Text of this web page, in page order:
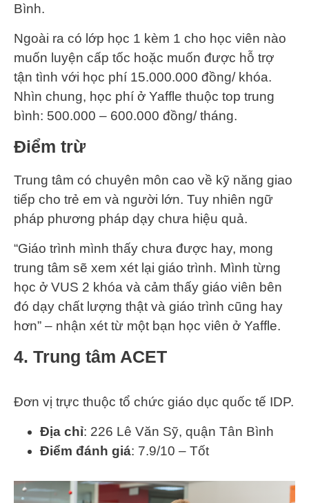
Bình.
Ngoài ra có lớp học 1 kèm 1 cho học viên nào
muốn luyện cấp tốc hoặc muốn được hỗ trợ
tận tình với học phí 15.000.000 đồng/ khóa.
Nhìn chung, học phí ở Yaffle thuộc top trung
bình: 500.000 – 600.000 đồng/ tháng.
Điểm trừ
Trung tâm có chuyên môn cao về kỹ năng giao
tiếp cho trẻ em và người lớn. Tuy nhiên ngữ
pháp phương pháp dạy chưa hiệu quả.
“Giáo trình mình thấy chưa được hay, mong
trung tâm sẽ xem xét lại giáo trình. Mình từng
học ở VUS 2 khóa và cảm thấy giáo viên bên
đó dạy chất lượng thật và giáo trình cũng hay
hơn” – nhận xét từ một bạn học viên ở Yaffle.
4. Trung tâm ACET
Đơn vị trực thuộc tổ chức giáo dục quốc tế IDP.
Địa chỉ: 226 Lê Văn Sỹ, quận Tân Bình
Điểm đánh giá: 7.9/10 – Tốt